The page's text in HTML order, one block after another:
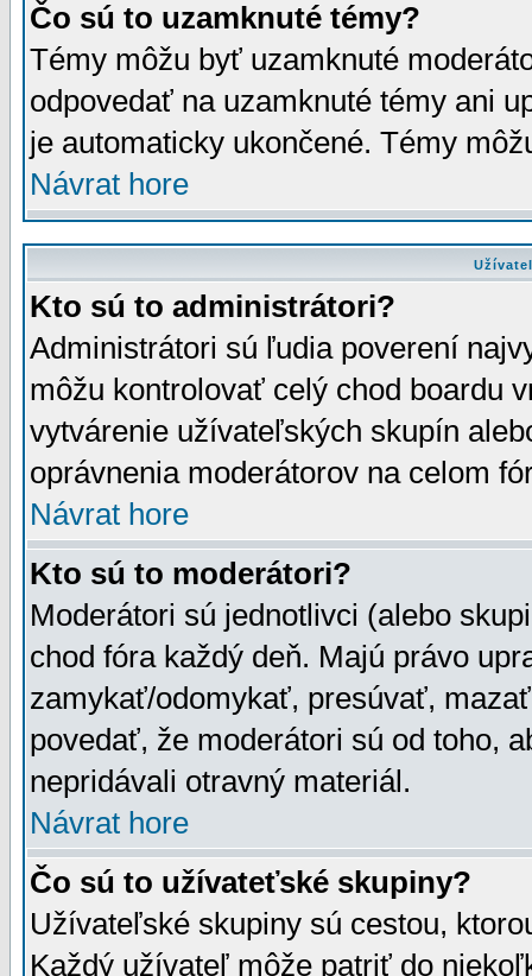
Čo sú to uzamknuté témy?
Témy môžu byť uzamknuté
odpovedať na uzamknuté témy ani
je automaticky ukončené. Témy
Návrat hore
Kto sú to administrátori?
Administrátori sú ľudia poverení
môžu kontrolovať celý chod boardu
vytvárenie užívateľských skupín
oprávnenia moderátorov na celom
Návrat hore
Kto sú to moderátori?
Moderátori sú jednotlivci (alebo
chod fóra každý deň. Majú právo
zamykať/odomykať, presúvať,
povedať, že moderátori sú od toho,
nepridávali otravný materiál.
Návrat hore
Čo sú to užívateťské skupiny?
Užívateľské skupiny sú cestou,
Každý užívateľ môže patriť do